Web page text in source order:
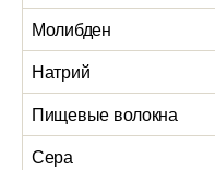
Молибден
Натрий
Пищевые волокна
Сера